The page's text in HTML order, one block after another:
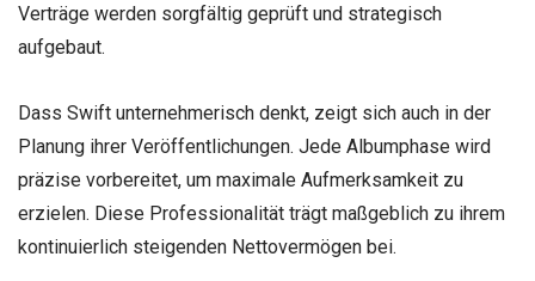
Verträge werden sorgfältig geprüft und strategisch
aufgebaut.
Dass Swift unternehmerisch denkt, zeigt sich auch in der
Planung ihrer Veröffentlichungen. Jede Albumphase wird
präzise vorbereitet, um maximale Aufmerksamkeit zu
erzielen. Diese Professionalität trägt maßgeblich zu ihrem
kontinuierlich steigenden Nettovermögen bei.